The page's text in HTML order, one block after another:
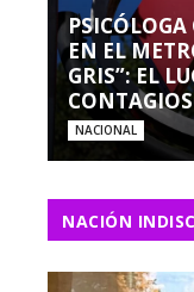
EN EL
GRIS”: EL
NACIONAL
NACIÓN